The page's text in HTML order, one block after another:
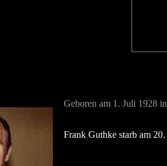
Geboren am 1. Juli 1928
Frank Guthke starb am